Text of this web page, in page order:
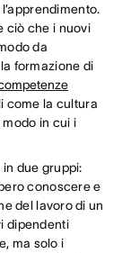
ciò che i nuovi
da
formazione di
come la cultura
in cui i
due gruppi:
conoscere e
del lavoro di un
dipendenti
ma solo i